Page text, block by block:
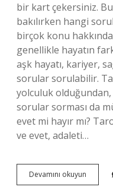
bir kart çekersiniz.
bakılırken hangi
birçok konu
genellikle hayatın
aşk hayatı, kariyer,
sorular sorulabilir.
yolculuk
sorular sorması da
evet mi hayır mı?
ve evet, adaleti…
Devamını okuyun
Evet